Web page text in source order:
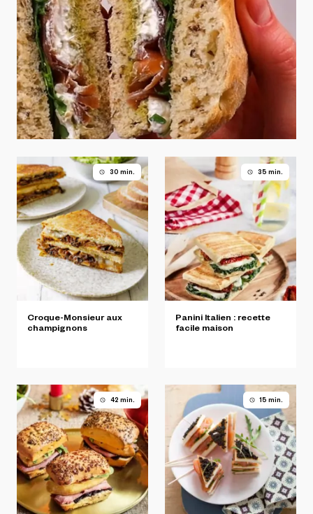
30 min.
Croque-Monsieur aux
champignons
35 min.
Panini Italien : recette
facile maison
42 min. 15 min.